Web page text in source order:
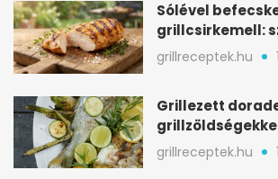
Sólével
grillcsirkemell:
marad, nem
grillreceptek.hu
Grillezett
mediterrán ízek
grillreceptek.hu